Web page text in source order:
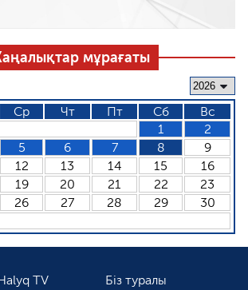
мұрағаты
Ср Чт Пт Сб
Вс
1
2
5 6 7 8
9
12 13 14 15
16
19 20 21 22
23
26 27 28 29
30
TV
Біз туралы